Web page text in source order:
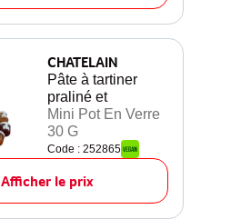
CHATELAIN
Pâte à tartiner
praliné et
Mini Pot En Verre
30 G
Code : 252865
Afficher le prix